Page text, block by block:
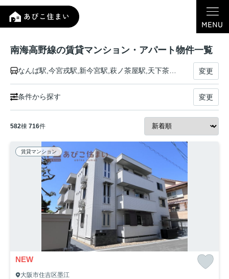
南海高野線の賃貸マンション・アパート物件一覧
変更
条件から探す 変更
582棟 716件
賃貸マンション
NEW
大阪市住吉区墨江